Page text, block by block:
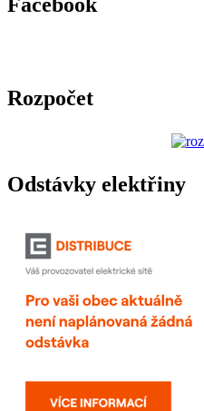
Facebook
Rozpočet
Odstávky elektřiny